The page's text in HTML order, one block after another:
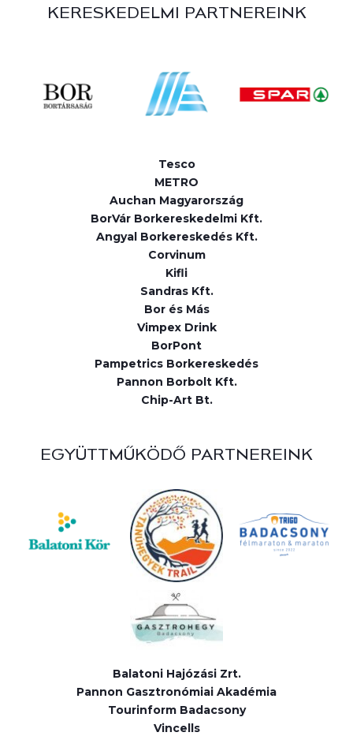
KERESKEDELMI PARTNEREINK
Tesco
METRO
Auchan Magyarország
BorVár Borkereskedelmi Kft.
Angyal Borkereskedés Kft.
Corvinum
Kifli
Sandras Kft.
Bor és Más
Vimpex Drink
BorPont
Pampetrics Borkereskedés
Pannon Borbolt Kft.
Chip-Art Bt.
EGYÜTTMŰKÖDŐ PARTNEREINK
Balatoni Hajózási Zrt.
Pannon Gasztronómiai Akadémia
Tourinform Badacsony
Vincells